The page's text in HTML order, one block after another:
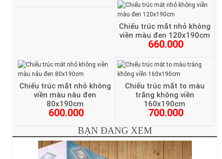
Chiếu trúc mắt nhỏ không
viền màu đen 120x190cm
660.000
Chiếu trúc mắt nhỏ không
viền màu nâu đen
80x190cm
600.000
Chiếu trúc mắt to màu
trắng không viền
160x190cm
700.000
BẠN ĐANG XEM